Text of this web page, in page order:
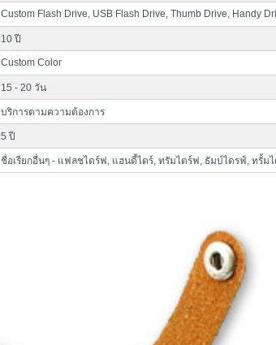
Custom Flash Drive, USB Flash Drive, Thumb Drive, Handy
10 ปี
Custom Color
15 - 20 วัน
บริการตามความต้องการ
5 ปี
ชื่อเรียกอื่นๆ - แฟลชไดร์ฟ, แฮนดี้ไดร์, ทรัมไดร์ฟ, ธัมบ์ไดรฟ์, ทรั้มไ